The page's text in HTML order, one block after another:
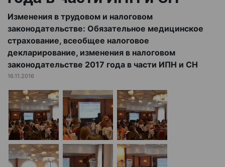
Изменения в трудовом и налоговом
законодательстве: Обязательное медицинское
страхование, всеобщее налоговое
декларирование, изменения в налоговом
законодательстве 2017 года в части ИПН и СН
16.11.2016